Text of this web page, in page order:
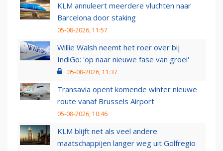
KLM annuleert meerdere vluchten naar
Barcelona door staking
05-08-2026, 11:57
Willie Walsh neemt het roer over bij
IndiGo: 'op naar nieuwe fase van groei'
05-08-2026, 11:37
Transavia opent komende winter nieuwe
route vanaf Brussels Airport
05-08-2026, 10:46
KLM blijft net als veel andere
maatschappijen langer weg uit Golfregio